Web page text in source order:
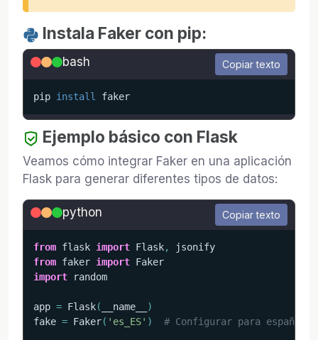
Instala Faker con pip:
bash Copiar texto
pip install faker
Ejemplo básico con Flask
Veamos cómo integrar Faker en una aplicación
Flask para generar diferentes tipos de datos:
python Copiar texto
from flask import Flask,
from faker import
import random
app = Flask( __name__
)
fake = Faker( 'es_ES' ) # Configurar para español